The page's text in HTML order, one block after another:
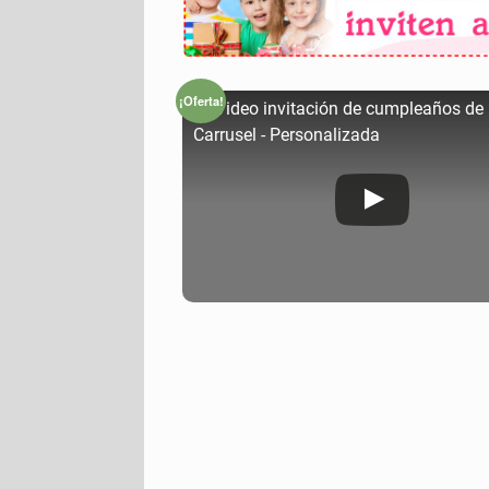
¡Oferta!
🥇 Video invitación de cumpleaños de
Carrusel - Personalizada